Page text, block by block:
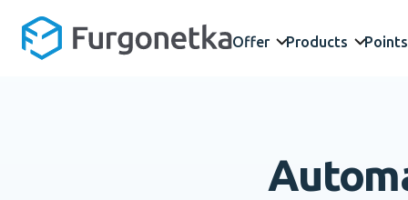
Offer Products Points